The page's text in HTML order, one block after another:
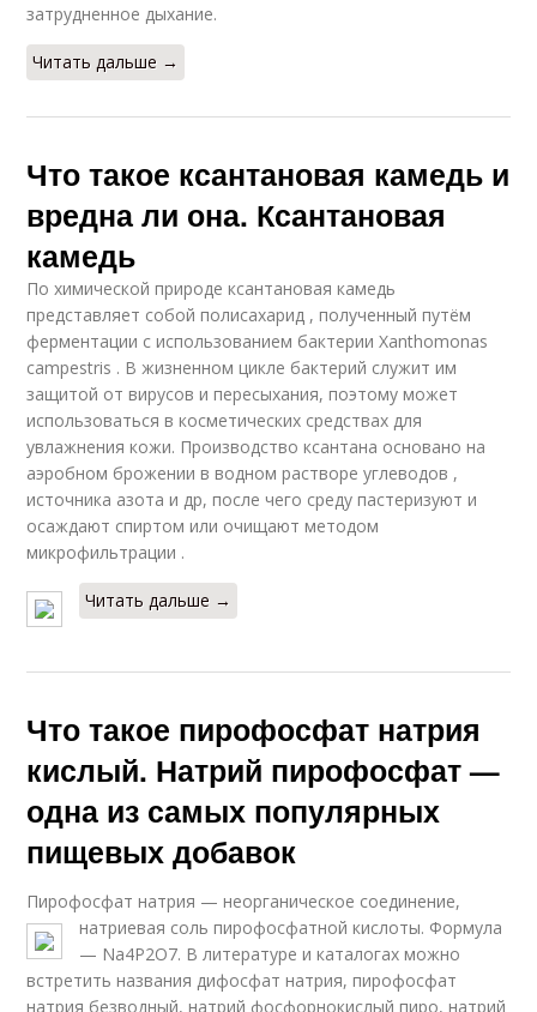
затрудненное дыхание.
Читать дальше →
Что такое ксантановая камедь и
вредна ли она. Ксантановая
камедь
По химической природе ксантановая камедь
представляет собой полисахарид , полученный путём
ферментации с использованием бактерии Xanthomonas
campestris . В жизненном цикле бактерий служит им
защитой от вирусов и пересыхания, поэтому может
использоваться в косметических средствах для
увлажнения кожи. Производство ксантана основано на
аэробном брожении в водном растворе углеводов ,
источника азота и др, после чего среду пастеризуют и
осаждают спиртом или очищают методом
микрофильтрации .
Читать дальше →
Что такое пирофосфат натрия
кислый. Натрий пирофосфат —
одна из самых популярных
пищевых добавок
Пирофосфат натрия — неорганическое соединение,
натриевая соль пирофосфатной кислоты. Формула
— Na4Р2О7. В литературе и каталогах можно
встретить названия дифосфат натрия, пирофосфат
натрия безводный, натрий фосфорнокислый пиро, натрий